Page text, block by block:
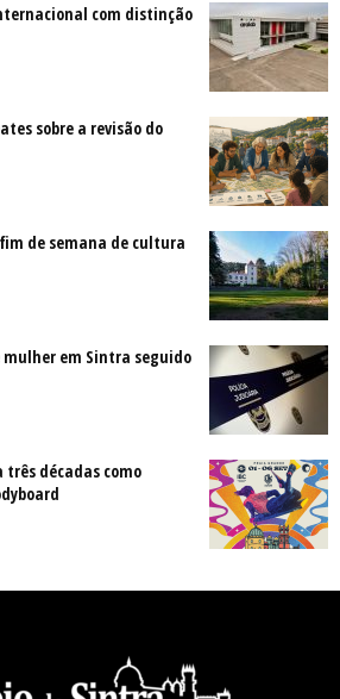
com distinção
sobre a revisão do
de semana de cultura
em Sintra seguido
três décadas como